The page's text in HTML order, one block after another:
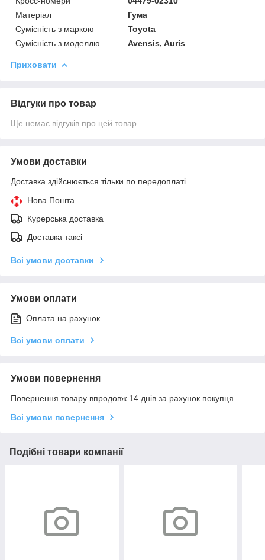
Матеріал
Гума
Сумісність з маркою
Toyota
Сумісність з моделлю
Avensis, Auris
Приховати
Відгуки про товар
Ще немає відгуків про цей товар
Умови доставки
Доставка здійснюється тільки по передоплаті.
Нова Пошта
Курерська доставка
Доставка таксі
Всі умови доставки
Умови оплати
Оплата на рахунок
Всі умови оплати
Умови повернення
Повернення товару впродовж 14 днів за рахунок покупця
Всі умови повернення
Подібні товари компанії